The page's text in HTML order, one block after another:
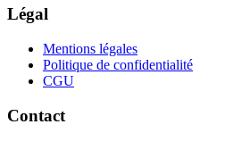
Légal
Mentions légales
Politique de confidentialité
CGU
Contact